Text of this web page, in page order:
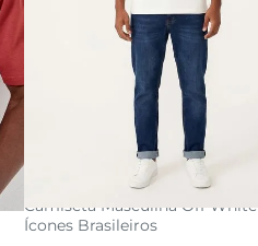
adicionar a sacola
Camiseta Masculina Off White
Ícones Brasileiros